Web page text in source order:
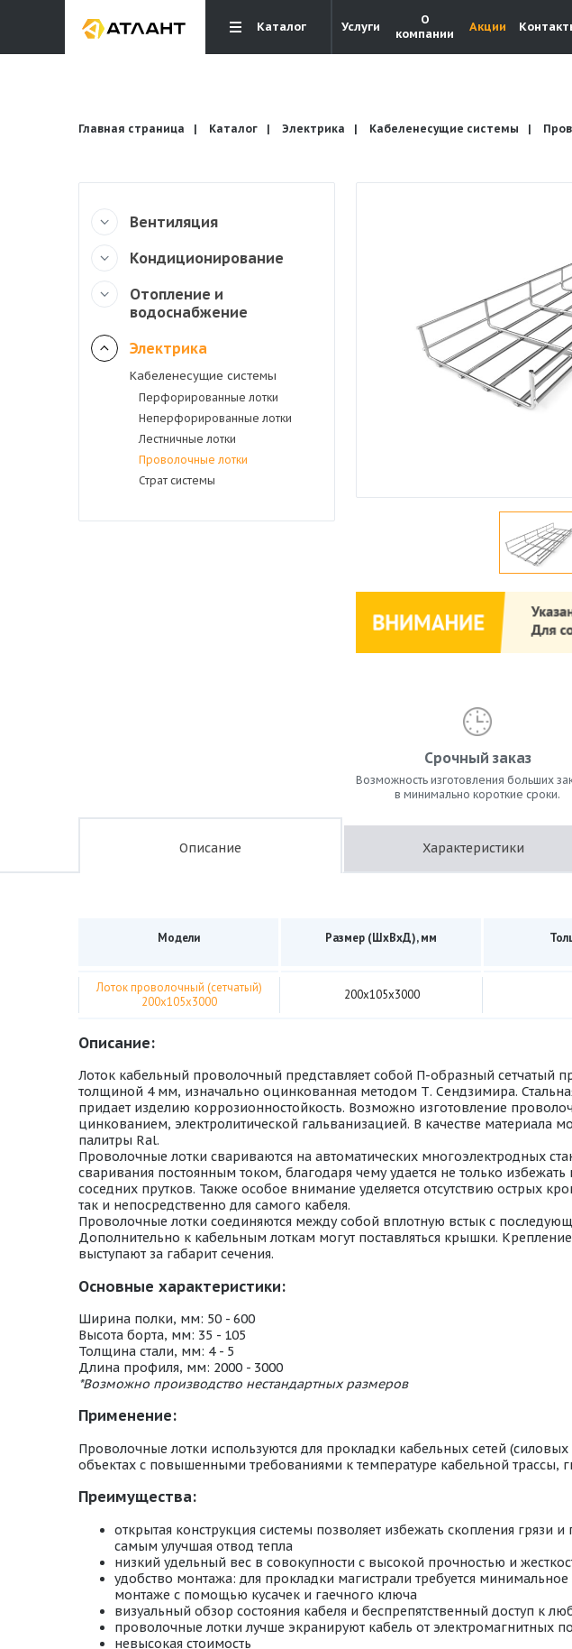
Каталог Услуги
О
компании
Акции
Вентиляция
Кондиционирование
Отопление и водоснабжение
Электрика
Главная страница Каталог Электрика Кабеленесущие системы
Вентиляция
Кондиционирование
Отопление и
водоснабжение
Электрика
Кабеленесущие системы
Перфорированные лотки
Неперфорированные лотки
Лестничные лотки
Проволочные лотки
Страт системы
Срочный заказ
Возможность изготовления больших
в минимально короткие сроки.
Описание Характеристики
Модели Размер (ШхВхД), мм
Лоток проволочный (сетчатый)
200х105х3000
200х105х3000
Описание:
Лоток кабельный проволочный представляет собой П-образный сетчатый
толщиной 4 мм, изначально оцинкованная методом Т. Сендзимира.
придает изделию коррозионностойкость. Возможно изготовление
цинкованием, электролитической гальванизацией. В качестве
палитры Ral.
Проволочные лотки свариваются на автоматических многоэлектродных
сваривания постоянным током, благодаря чему удается не только
соседних прутков. Также особое внимание уделяется отсутствию острых
так и непосредственно для самого кабеля.
Проволочные лотки соединяются между собой вплотную встык с
Дополнительно к кабельным лоткам могут поставляться крышки.
выступают за габарит сечения.
Основные характеристики:
Ширина полки, мм: 50 - 600
Высота борта, мм: 35 - 105
Толщина стали, мм: 4 - 5
Длина профиля, мм: 2000 - 3000
*Возможно производство нестандартных размеров
Применение:
Проволочные лотки используются для прокладки кабельных сетей
объектах с повышенными требованиями к температуре кабельной трассы,
Преимущества:
открытая конструкция системы позволяет избежать скопления грязи
самым улучшая отвод тепла
низкий удельный вес в совокупности с высокой прочностью и
удобство монтажа: для прокладки магистрали требуется
монтаже с помощью кусачек и гаечного ключа
визуальный обзор состояния кабеля и беспрепятственный доступ к
проволочные лотки лучше экранируют кабель от электромагнитных
невысокая стоимость